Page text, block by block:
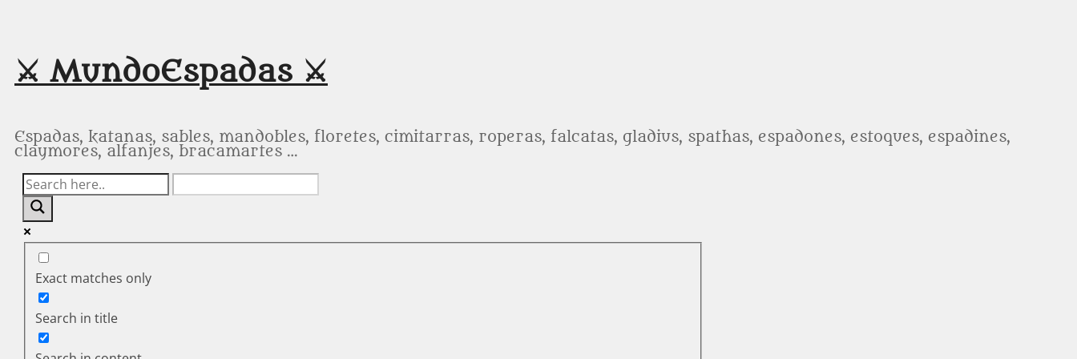
contenido
⚔️ MundoEspadas ⚔️
Espadas, katanas, sables, mandobles, floretes, cimitarras, roperas, falcatas, gladius, spathas, espadones, estoques, espadines,
claymores, alfanjes, bracamartes …
Exact matches only
Search in title